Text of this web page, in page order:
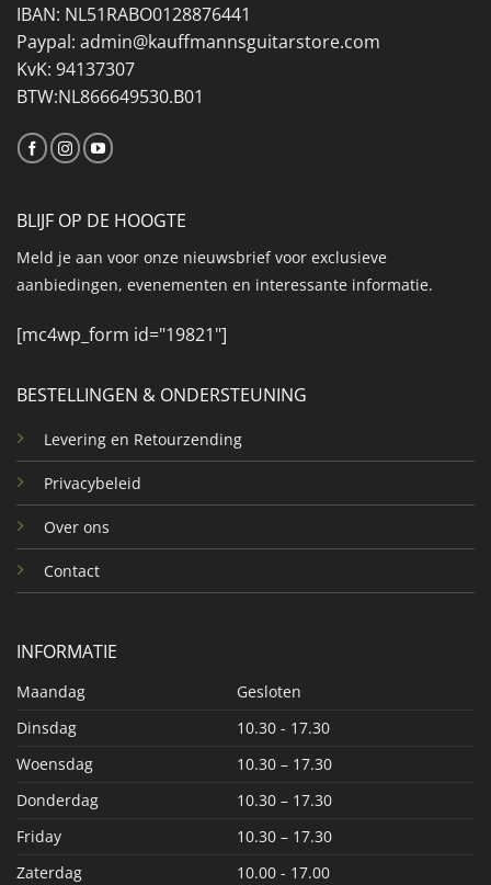
IBAN: NL51RABO0128876441
Paypal: admin@kauffmannsguitarstore.com
KvK: 94137307
BTW:NL866649530.B01
BESTELLINGEN & ONDERSTEUNING
Levering en Retourzending
Privacybeleid
Over ons
Contact
INFORMATIE
Maandag
Gesloten
Dinsdag
10.30 - 17.30
Woensdag
10.30 – 17.30
Donderdag
10.30 – 17.30
Friday
10.30 – 17.30
Zaterdag
10.00 - 17.00
BLIJF OP DE HOOGTE
Meld je aan voor onze nieuwsbrief voor exclusieve
aanbiedingen, evenementen en interessante informatie.
[mc4wp_form id="19821"]